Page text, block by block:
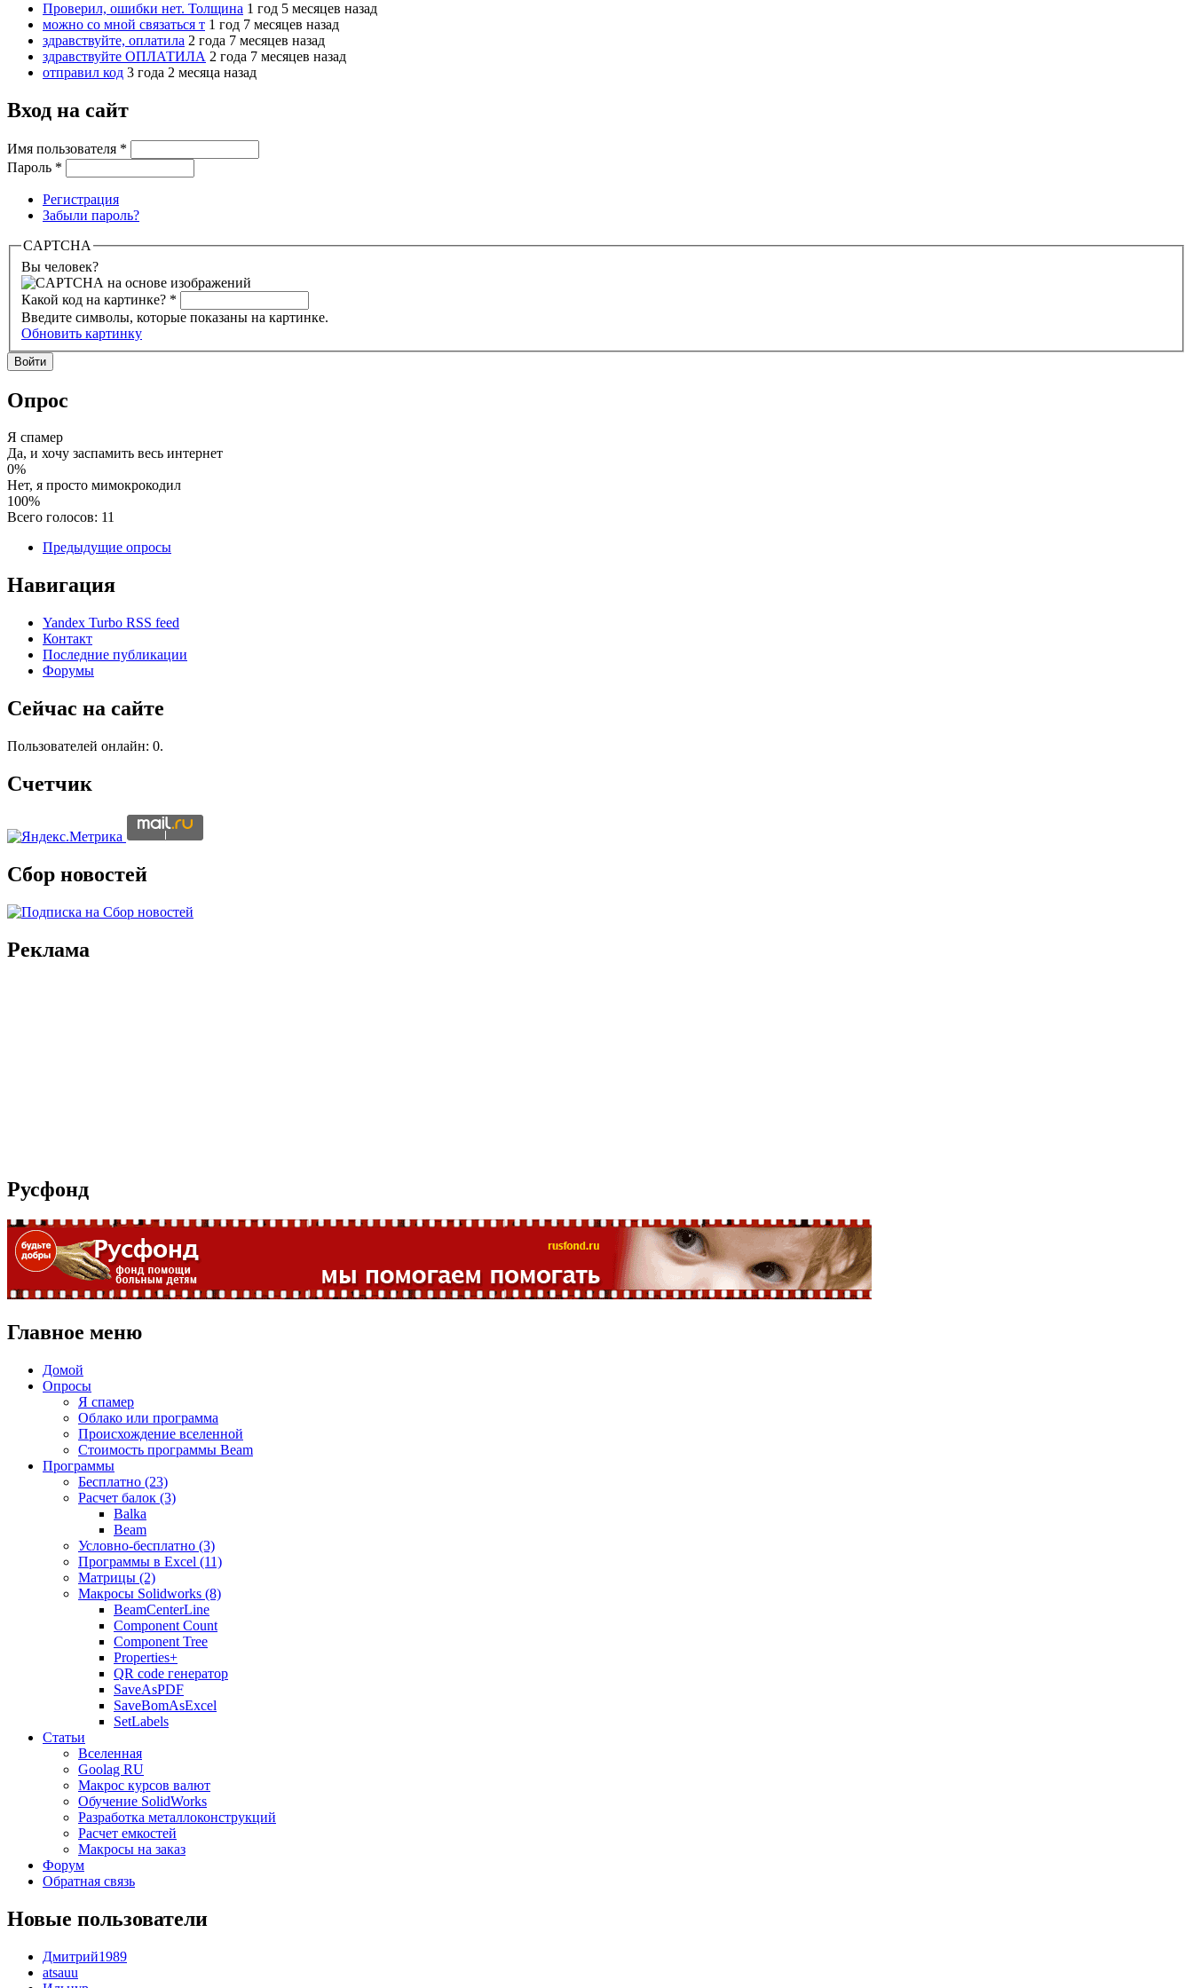
Проверил, ошибки нет. Толщина 1 год 5 месяцев назад
можно со мной связаться т 1 год 7 месяцев назад
здравствуйте, оплатила 2 года 7 месяцев назад
здравствуйте ОПЛАТИЛА 2 года 7 месяцев назад
отправил код 3 года 2 месяца назад
Вход на сайт
Имя пользователя *
Пароль *
Регистрация
Забыли пароль?
CAPTCHA
Вы человек?
Какой код на картинке? *
Введите символы, которые показаны на картинке.
Обновить картинку
Опрос
Я спамер
Да, и хочу заспамить весь интернет
0%
Нет, я просто мимокрокодил
100%
Всего голосов: 11
Предыдущие опросы
Навигация
Yandex Turbo RSS feed
Контакт
Последние публикации
Форумы
Сейчас на сайте
Пользователей онлайн: 0.
Счетчик
Сбор новостей
Реклама
Русфонд
Главное меню
Домой
Опросы
Я спамер
Облако или программа
Происхождение вселенной
Стоимость программы Beam
Программы
Бесплатно (23)
Расчет балок (3)
Balka
Beam
Условно-бесплатно (3)
Программы в Excel (11)
Матрицы (2)
Макросы Solidworks (8)
BeamCenterLine
Component Count
Component Tree
Properties+
QR code генератор
SaveAsPDF
SaveBomAsExcel
SetLabels
Статьи
Вселенная
Goolag RU
Макрос курсов валют
Обучение SolidWorks
Разработка металлоконструкций
Расчет емкостей
Макросы на заказ
Форум
Обратная связь
Новые пользователи
Дмитрий1989
atsauu